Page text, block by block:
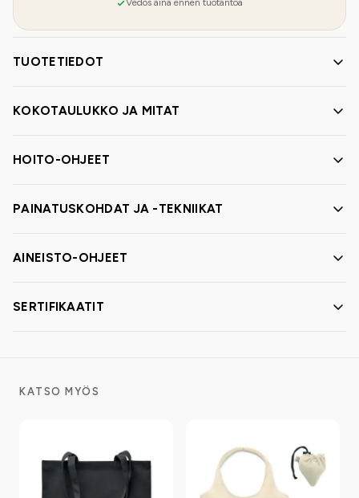
Vedos aina ennen tuotantoa
TUOTETIEDOT
KOKOTAULUKKO JA MITAT
HOITO-OHJEET
PAINATUSKOHDAT JA -TEKNIIKAT
AINEISTO-OHJEET
SERTIFIKAATIT
KATSO MYÖS